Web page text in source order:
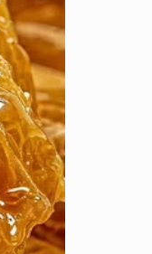
milhares de
320 e um Kia
pelo comércio
baiana. A polícia